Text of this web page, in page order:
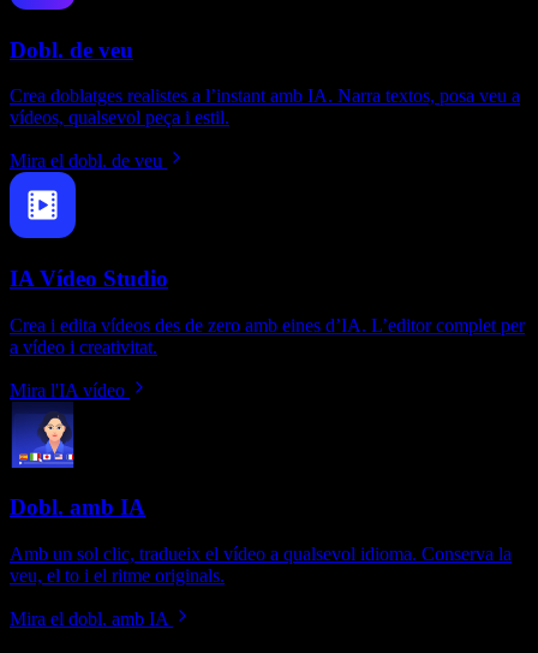
Dobl. de veu
Crea doblatges realistes a l’instant amb IA. Narra textos, posa veu a
vídeos, qualsevol peça i estil.
Mira el dobl. de veu
IA Vídeo Studio
Crea i edita vídeos des de zero amb eines d’IA. L’editor complet per
a vídeo i creativitat.
Mira l'IA vídeo
Dobl. amb IA
Amb un sol clic, tradueix el vídeo a qualsevol idioma. Conserva la
veu, el to i el ritme originals.
Mira el dobl. amb IA